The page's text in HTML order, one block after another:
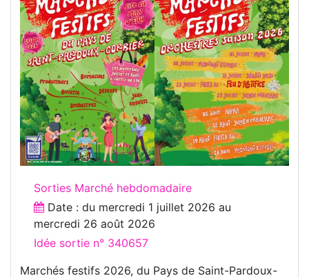
Sorties Marché hebdomadaire
Date : du mercredi 1 juillet 2026 au
mercredi 26 août 2026
Idée sortie n° 340657
Marchés festifs 2026, du Pays de Saint-Pardoux-